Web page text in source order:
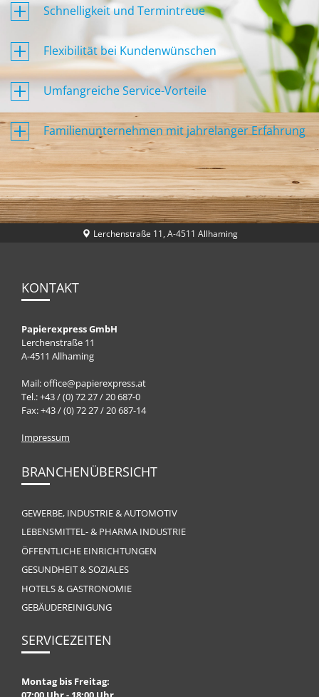
Schnelligkeit und Termintreue
Flexibilität bei Kundenwünschen
Umfangreiche Service-Vorteile
Familienunternehmen mit jahrelanger Erfahrung
Lerchenstraße 11, A-4511 Allhaming
KONTAKT
Papierexpress GmbH
Lerchenstraße 11
A-4511 Allhaming
Mail: office@papierexpress.at
Tel.: +43 / (0) 72 27 / 20 687-0
Fax: +43 / (0) 72 27 / 20 687-14
Impressum
BRANCHENÜBERSICHT
GEWERBE, INDUSTRIE & AUTOMOTIV
LEBENSMITTEL- & PHARMA INDUSTRIE
ÖFFENTLICHE EINRICHTUNGEN
GESUNDHEIT & SOZIALES
HOTELS & GASTRONOMIE
GEBÄUDEREINIGUNG
SERVICEZEITEN
Montag bis Freitag: